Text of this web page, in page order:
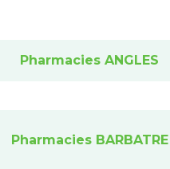
Pharmacies ANGLES
Pharmacies BARBATRE